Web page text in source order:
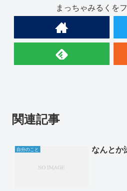
まっちゃみるくを
関連記事
自分のこと なんとか